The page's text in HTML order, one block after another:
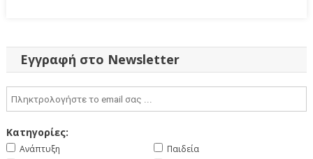
Εγγραφή στο Newsletter
Κατηγορίες:
Ανάπτυξη
Παιδεία